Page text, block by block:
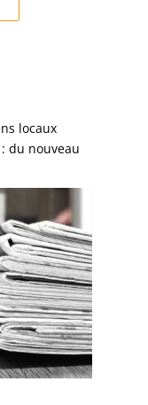
locaux
du nouveau